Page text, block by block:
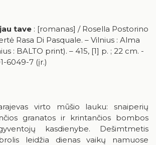
bazės
ir apdovanojimams
knygų katalogas
abonementas
ir konsultacijos
renginiai
minėtinos sukaktys
Birštono praeities
medijose
tapti skaitytoju?
užsiėmimai
rekomendacijos
įrašai, filmai
tave : [romanas] / Rosella Postorino
Rasa Di Pasquale. – Vilnius : Alma
: BALTO print). – 415, [1] p. ; 22 cm. -
6049-7 (įr.)
virto mūšio lauku: snaiperių
granatos ir krintančios bombos
kasdienybe. Dešimtmetis
leidžia dienas vaikų namuose